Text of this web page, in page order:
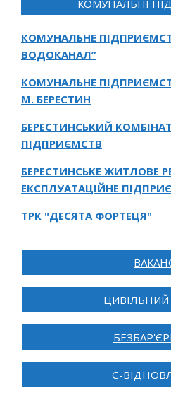
КОМУНАЛЬНІ
КОМУНАЛЬНЕ
ВОДОКАНАЛ”
КОМУНАЛЬНЕ
М. БЕРЕСТИН
БЕРЕСТИНСЬКИЙ
ПІДПРИЄМСТВ
БЕРЕСТИНСЬКЕ ЖИТЛОВЕ
ЕКСПЛУАТАЦІЙНЕ
ТРК "ДЕСЯТА ФОРТЕЦЯ"
ЦИВІЛЬНИЙ
Є-